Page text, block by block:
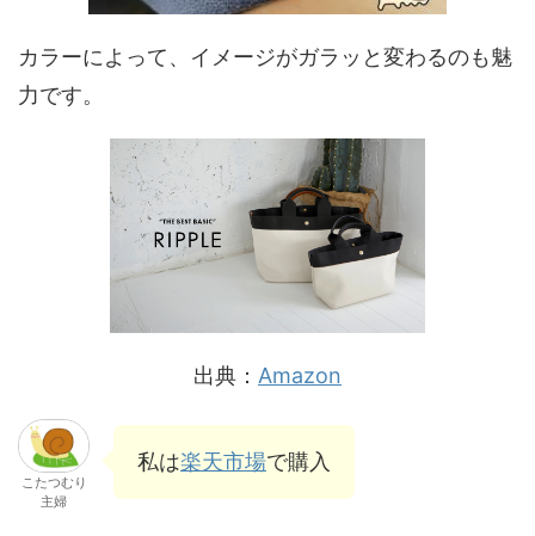
カラーによって、イメージがガラッと変わるのも魅
力です。
出典： Amazon
こたつむり
主婦
私は楽天市場で購入